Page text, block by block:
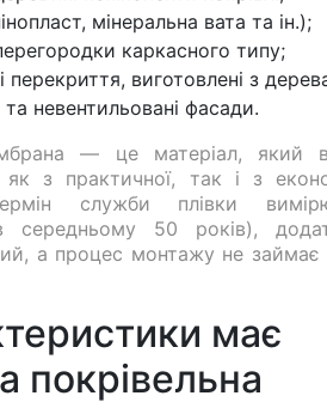
мінеральна вата та ін.);
каркасного типу;
перекриття, виготовлені з
та невентильовані фасади.
— це матеріал, який
як з практичної, так і з
служби плівки
середньому 50 років),
а процес монтажу не займає
має
покрівельна